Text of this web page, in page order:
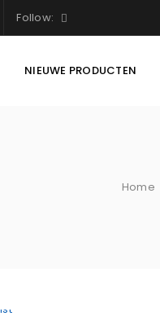
Follow:
NIEUWE PRODUCTEN
Home